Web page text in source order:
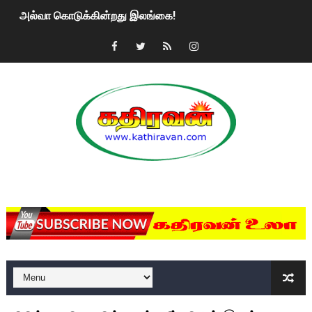
அல்வா கொடுக்கின்றது இலங்கை!
2ஆம் நாள் உக்ரைன் யுத்தம்!! எங்களைத் தனிமையில்
மகிந்த ராஜபக்சே பதவி விலக திட்டம்?
ரவுடி பேபிக்கு நடந்த தரமான சம்பவம்.. ஆபாச வீடியோக்களால்
குண்டை தூக்கிப்போட்ட ஆய்வு…. இந்தியாவின் “கோவிஷீல்டு”
யாழில் தமிழின தலைவர் பிரபாகரனின் பிறந்தநாளை
ஏர்போர்ட்டில் உதைத்த நபர் யார், என்ன நடந்தது?: உண்மையை
சீனா இலங்கையிடம் 8 மில்லியன் அமெரிக்க டொலர் நட்டஈடு